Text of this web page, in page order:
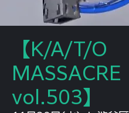
【K/A/T/O
MASSACRE
vol.503】